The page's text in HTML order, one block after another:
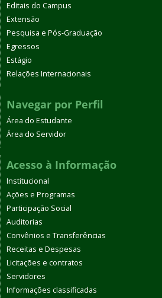
Editais do Campus
Extensão
Pesquisa e Pós-Graduação
Egressos
Estágio
Relações Internacionais
Navegar por Perfil
Área do Estudante
Área do Servidor
Acesso à Informação
Institucional
Ações e Programas
Participação Social
Auditorias
Convênios e Transferências
Receitas e Despesas
Licitações e contratos
Servidores
Informações classificadas